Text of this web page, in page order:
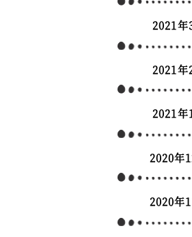
2021年
2021年
2021年
2020年
2020年